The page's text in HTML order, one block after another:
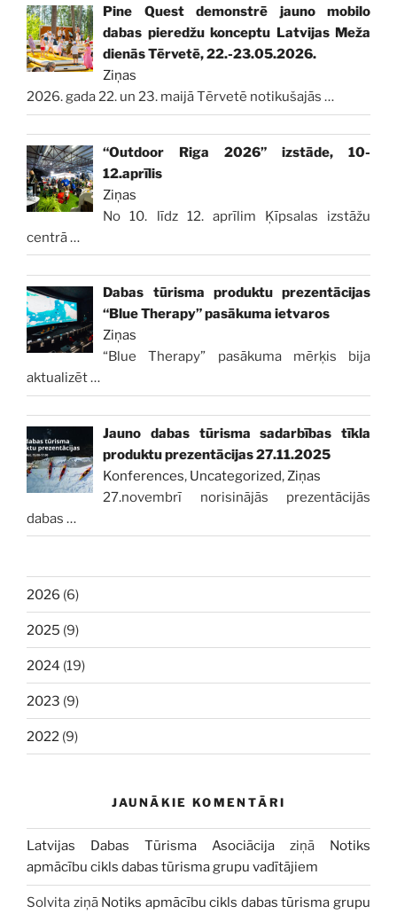
Pine Quest demonstrē jauno mobilo
dabas pieredžu konceptu Latvijas Meža
dienās Tērvetē, 22.-23.05.2026.
Ziņas
2026. gada 22. un 23. maijā Tērvetē notikušajās …
“Outdoor Riga 2026” izstāde, 10-
12.aprīlis
Ziņas
No 10. līdz 12. aprīlim Ķīpsalas izstāžu
centrā…
Dabas tūrisma produktu prezentācijas
“Blue Therapy” pasākuma ietvaros
Ziņas
“Blue Therapy” pasākuma mērķis bija
aktualizēt…
Jauno dabas tūrisma sadarbības tīkla
produktu prezentācijas 27.11.2025
Konferences, Uncategorized,Ziņas
27.novembrī norisinājās prezentācijās
dabas …
2026 (6)
2025 (9)
2024 (19)
2023 (9)
2022 (9)
JAUNĀKIE KOMENTĀRI
Latvijas Dabas Tūrisma Asociācija ziņā
Notiks
apmācību cikls dabas tūrisma grupu vadītājiem
Solvita ziņā Notiks apmācību cikls dabas tūrisma grupu